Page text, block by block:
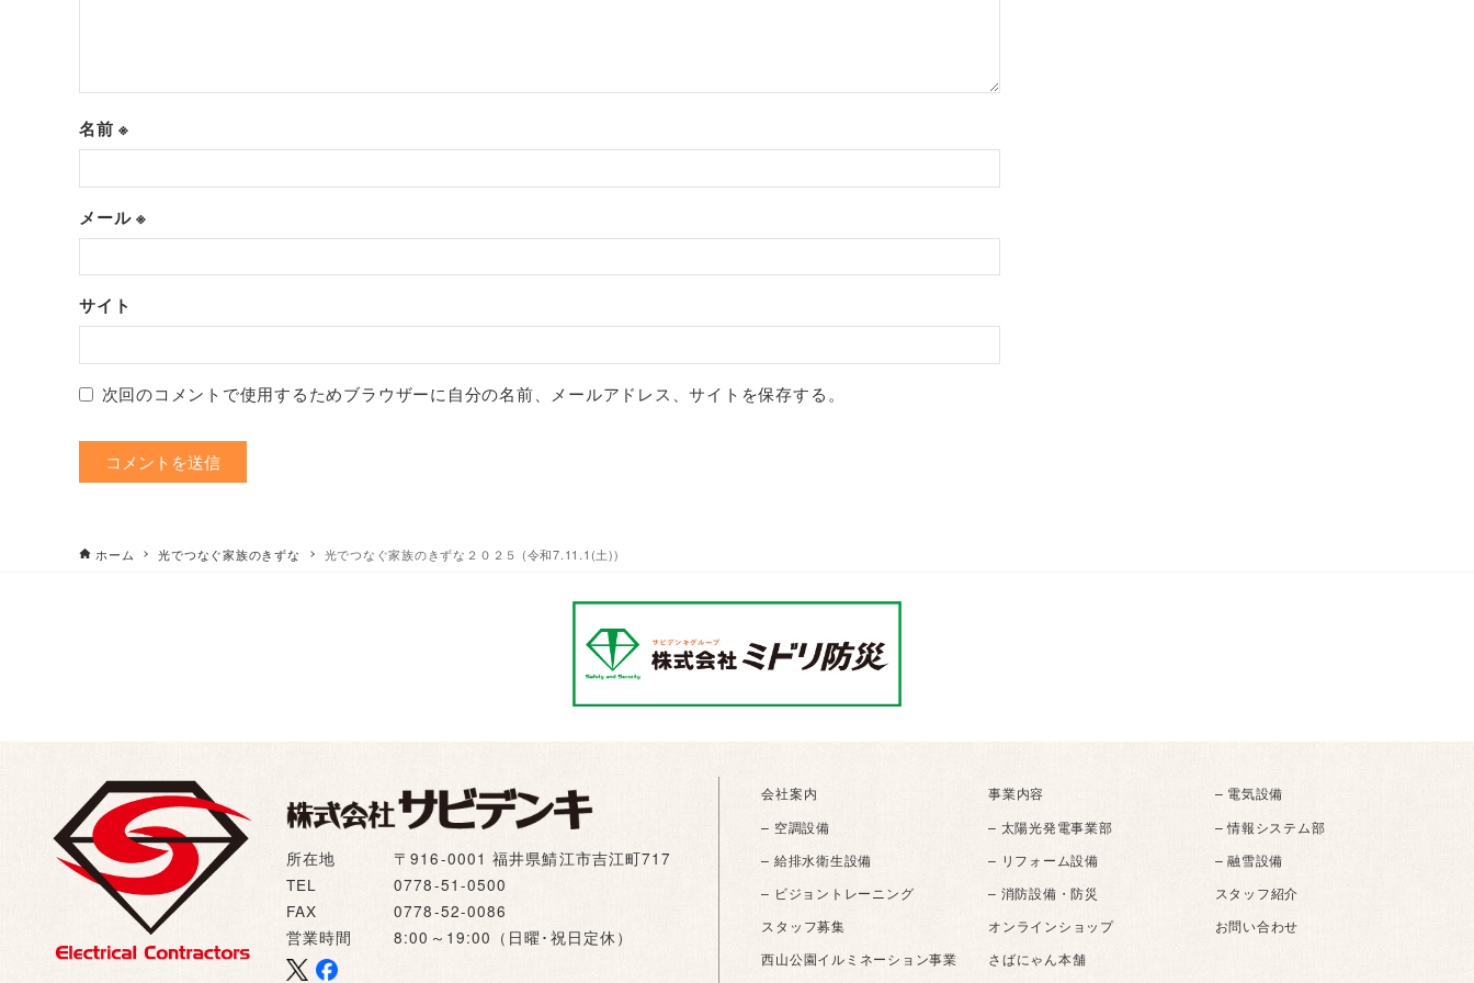
名前※
メール※
サイト
次回のコメントで使用するためブラウザーに自分の名前、メールアドレス、サイトを保存する。
ホーム 光でつなぐ家族のきずな 光でつなぐ家族のきずな２０２５ (令和7.11.1(土))
所在地
〒916-0001 福井県鯖江市吉江町717
TEL
0778-51-0500
FAX
0778-52-0086
営業時間
8:00～19:00（日曜･祝日定休）
会社案内 事業内容
– 電気設備
– 空調設備
– 太陽光発電事業部
– 情報システム部
– 給排水衛生設備
– リフォーム設備
– 融雪設備
– ビジョントレーニング
– 消防設備・防災
スタッフ紹介
スタッフ募集
オンラインショップ
お問い合わせ
西山公園イルミネーション事業
さばにゃん本舗